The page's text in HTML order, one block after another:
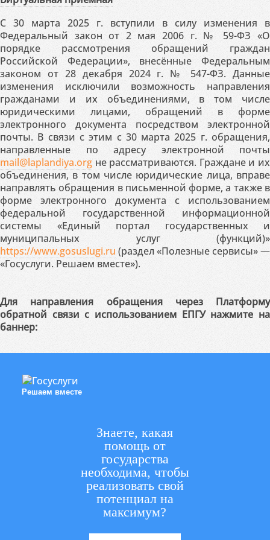
С 30 марта 2025 г. вступили в силу изменения в
Федеральный закон от 2 мая 2006 г. № 59-ФЗ «О
порядке рассмотрения обращений граждан
Российской Федерации», внесённые Федеральным
законом от 28 декабря 2024 г. № 547-ФЗ. Данные
изменения исключили возможность направления
гражданами и их объединениями, в том числе
юридическими лицами, обращений в форме
электронного документа посредством электронной
почты. В связи с этим с 30 марта 2025 г. обращения,
направленные по адресу электронной почты
mail@laplandiya.org не рассматриваются. Граждане и их
объединения, в том числе юридические лица, вправе
направлять обращения в письменной форме, а также в
форме электронного документа с использованием
федеральной государственной информационной
системы «Единый портал государственных и
муниципальных услуг (функций)»
https://www.gosuslugi.ru (раздел «Полезные сервисы» —
«Госуслуги. Решаем вместе»).
Для направления обращения через Платформу
обратной связи с использованием ЕПГУ нажмите на
баннер:
Решаем вместе
Знаете, какая
помощь от
государства
необходима, чтобы
реализовать свой
потенциал на
максимум?